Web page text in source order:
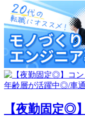
【夜勤固定◎